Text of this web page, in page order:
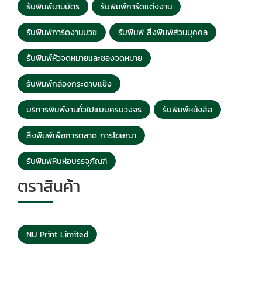
รับพิมพ์นามบัตร รับพิมพ์การ์ดแต่งงาน
รับพิมพ์การ์ดงานบวช รับพิมพ์ สิ่งพิมพ์ส่วนบุคคล
รับพิมพ์หัวจดหมายและซองจดหมาย
รับพิมพ์กล่องกระดาษแข็ง
บริการพิมพ์งานทั่วไปแบบครบวงจร รับพิมพ์หนังสือ
สิ่งพิมพ์เพื่อการตลาด การโฆษณา
รับพิมพ์หีบห่อบรรจุภัณฑ์
ตราสินค้า
NU Print Limited